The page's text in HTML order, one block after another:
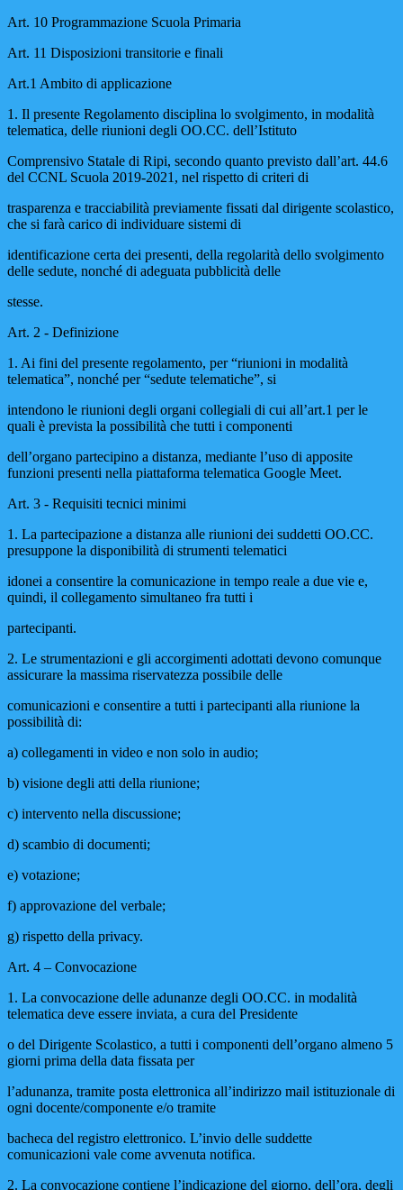
Art. 10 Programmazione Scuola Primaria
Art. 11 Disposizioni transitorie e finali
Art.1 Ambito di applicazione
1. Il presente Regolamento disciplina lo svolgimento, in modalità
telematica, delle riunioni degli OO.CC. dell’Istituto
Comprensivo Statale di Ripi, secondo quanto previsto dall’art. 44.6
del CCNL Scuola 2019-2021, nel rispetto di criteri di
trasparenza e tracciabilità previamente fissati dal dirigente scolastico,
che si farà carico di individuare sistemi di
identificazione certa dei presenti, della regolarità dello svolgimento
delle sedute, nonché di adeguata pubblicità delle
stesse.
Art. 2 - Definizione
1. Ai fini del presente regolamento, per “riunioni in modalità
telematica”, nonché per “sedute telematiche”, si
intendono le riunioni degli organi collegiali di cui all’art.1 per le
quali è prevista la possibilità che tutti i componenti
dell’organo partecipino a distanza, mediante l’uso di apposite
funzioni presenti nella piattaforma telematica Google Meet.
Art. 3 - Requisiti tecnici minimi
1. La partecipazione a distanza alle riunioni dei suddetti OO.CC.
presuppone la disponibilità di strumenti telematici
idonei a consentire la comunicazione in tempo reale a due vie e,
quindi, il collegamento simultaneo fra tutti i
partecipanti.
2. Le strumentazioni e gli accorgimenti adottati devono comunque
assicurare la massima riservatezza possibile delle
comunicazioni e consentire a tutti i partecipanti alla riunione la
possibilità di:
a) collegamenti in video e non solo in audio;
b) visione degli atti della riunione;
c) intervento nella discussione;
d) scambio di documenti;
e) votazione;
f) approvazione del verbale;
g) rispetto della privacy.
Art. 4 – Convocazione
1. La convocazione delle adunanze degli OO.CC. in modalità
telematica deve essere inviata, a cura del Presidente
o del Dirigente Scolastico, a tutti i componenti dell’organo almeno 5
giorni prima della data fissata per
l’adunanza, tramite posta elettronica all’indirizzo mail istituzionale di
ogni docente/componente e/o tramite
bacheca del registro elettronico. L’invio delle suddette
comunicazioni vale come avvenuta notifica.
2. La convocazione contiene l’indicazione del giorno, dell’ora, degli